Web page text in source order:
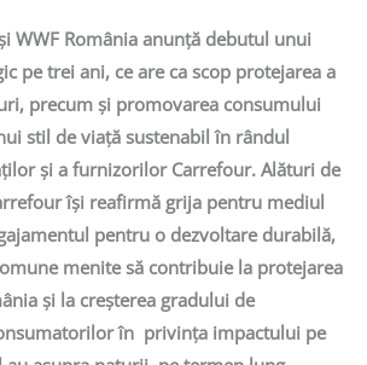
WWF România anunță debutul unui
pe trei ani, ce are ca scop protejarea a
precum și promovarea consumului
stil de viață sustenabil în rândul
și a furnizorilor Carrefour. Alături de
își reafirmă grija pentru mediul
pentru o dezvoltare durabilă,
menite să contribuie la protejarea
și la creșterea gradului de
în privința impactului pe